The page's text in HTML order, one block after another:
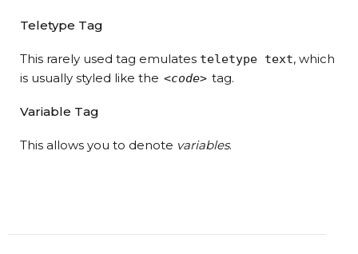
Teletype Tag
This rarely used tag emulates teletype text, which
is usually styled like the <code> tag.
Variable Tag
This allows you to denote variables.